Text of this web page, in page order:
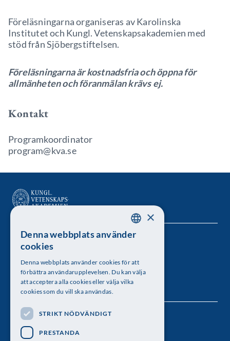
Föreläsningarna organiseras av Karolinska
Institutet och Kungl. Vetenskapsakademien med
stöd från Sjöbergstiftelsen.
Föreläsningarna är kostnadsfria och öppna för
allmänheten och föranmälan krävs ej.
Kontakt
Programkoordinator
program@kva.se
Kungl. Vetenskapsakademien
Besöksadress: Lilla Frescativägen 4A
Telefon: 08-673 95 00
Följ oss
SWEDISH
×
Denna webbplats använder
cookies
Denna webbplats använder cookies för att
förbättra användarupplevelsen. Du kan välja
att acceptera alla cookies eller välja vilka
cookies som du vill ska användas.
STRIKT NÖDVÄNDIGT
PRESTANDA